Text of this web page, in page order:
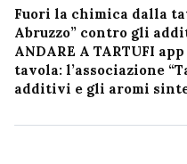
Fuori la chimica dalla
Abruzzo” contro gli
ANDARE A TARTUFI app
tavola: l’associazione
additivi e gli aromi